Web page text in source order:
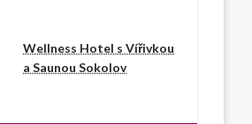
Wellness Hotel s Vířivkou
a Saunou Sokolov